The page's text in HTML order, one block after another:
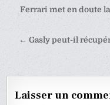
Navigation
l’article
Ferrari met en doute
← Gasly peut-il
Laisser un